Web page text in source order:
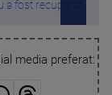
fost recuperat
media preferat: